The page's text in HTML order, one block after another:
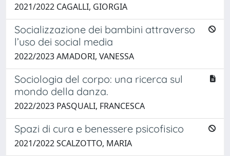
2021/2022 CAGALLI, GIORGIA
Socializzazione dei bambini attraverso
l’uso dei social media
2022/2023 AMADORI, VANESSA
Sociologia del corpo: una ricerca sul
mondo della danza.
2022/2023 PASQUALI, FRANCESCA
Spazi di cura e benessere psicofisico
2021/2022 SCALZOTTO, MARIA